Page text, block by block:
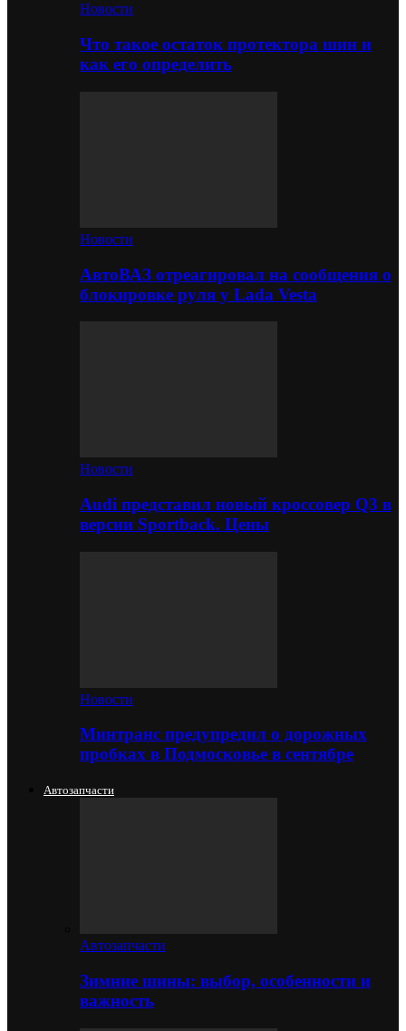
Новости
Что такое остаток протектора шин и
как его определить
Новости
АвтоВАЗ отреагировал на сообщения о
блокировке руля у Lada Vesta
Новости
Audi представил новый кроссовер Q3 в
версии Sportback. Цены
Новости
Минтранс предупредил о дорожных
пробках в Подмосковье в сентябре
Автозапчасти
Автозапчасти
Зимние шины: выбор, особенности и
важность